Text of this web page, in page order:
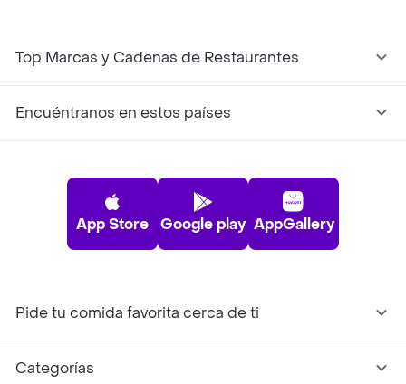
Top Marcas y Cadenas de Restaurantes
Encuéntranos en estos países
App Store Google play AppGallery
Pide tu comida favorita cerca de ti
Categorías